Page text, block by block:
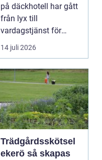
på däckhotell har gått
från lyx till
vardagstjänst för
många bilägare. I
Hels...
14 juli 2026
Trädgårdsskötsel
ekerö så skapas